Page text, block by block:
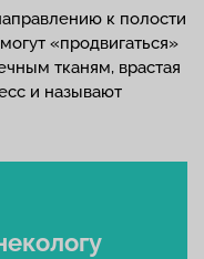
к полости
«продвигаться»
тканям, врастая
и называют